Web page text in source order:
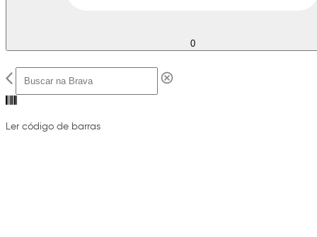
0
Ler código de barras